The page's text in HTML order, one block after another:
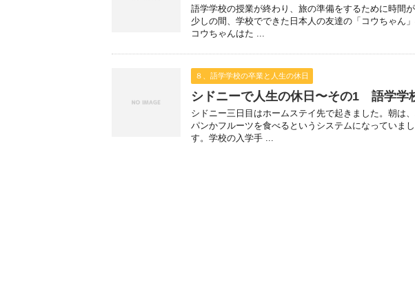
語学学校の授業が終わり、旅の準備をするために時間
少しの間、学校でできた日本人の友達の「コウちゃ
コウちゃんはた ...
８、語学学校の卒業と人生の休日
シドニーで人生の休日〜その1 語学学
シドニー三日目はホームステイ先で起きました。朝は
パンかフルーツを食べるというシステムになってい
す。学校の入学手 ...